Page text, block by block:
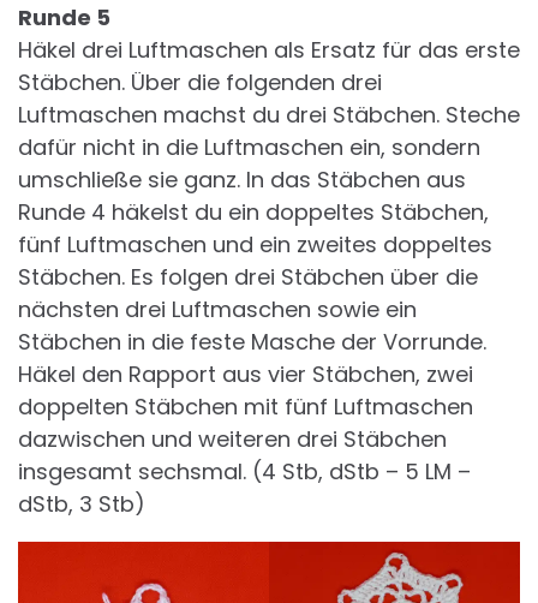
Runde 5
Häkel drei Luftmaschen als Ersatz für das erste
Stäbchen. Über die folgenden drei
Luftmaschen machst du drei Stäbchen. Steche
dafür nicht in die Luftmaschen ein, sondern
umschließe sie ganz. In das Stäbchen aus
Runde 4 häkelst du ein doppeltes Stäbchen,
fünf Luftmaschen und ein zweites doppeltes
Stäbchen. Es folgen drei Stäbchen über die
nächsten drei Luftmaschen sowie ein
Stäbchen in die feste Masche der Vorrunde.
Häkel den Rapport aus vier Stäbchen, zwei
doppelten Stäbchen mit fünf Luftmaschen
dazwischen und weiteren drei Stäbchen
insgesamt sechsmal. (4 Stb, dStb – 5 LM –
dStb, 3 Stb)